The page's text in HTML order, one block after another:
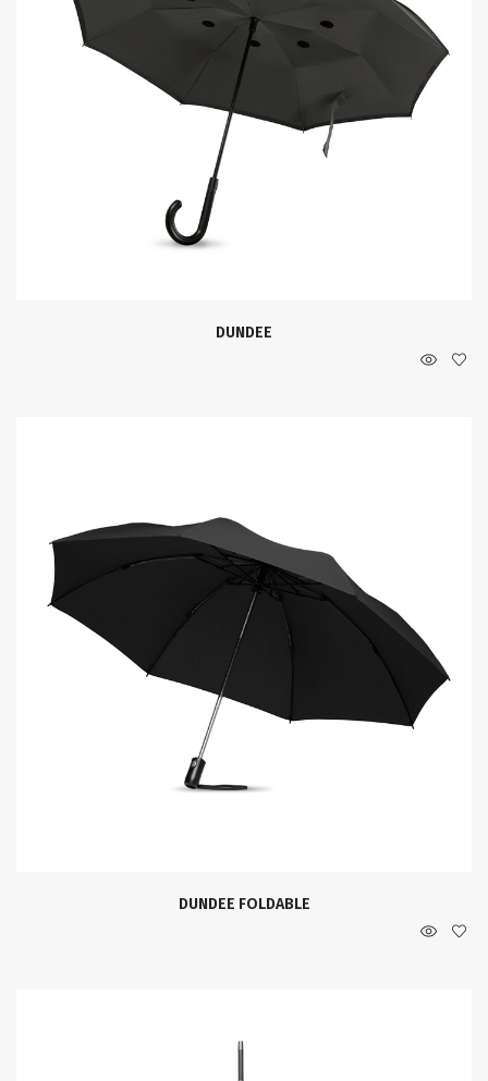
DUNDEE
DUNDEE FOLDABLE